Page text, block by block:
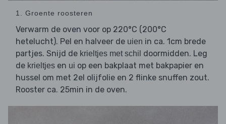
1. Groente roosteren
Verwarm de oven voor op 220°C (200°C
hetelucht). Pel en halveer de uien in ca. 1cm brede
partjes. Snijd de krieltjes met schil doormidden. Leg
de krieltjes en ui op een bakplaat met bakpapier en
hussel om met 2el olijfolie en 2 flinke snuffen zout.
Rooster ca. 25min in de oven.